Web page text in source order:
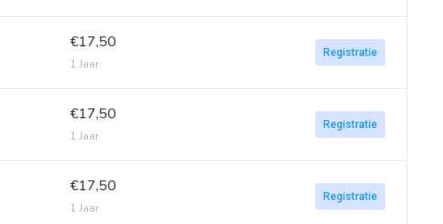
€17,50
1 Jaar
Registratie
€17,50
1 Jaar
Registratie
€17,50
1 Jaar
Registratie